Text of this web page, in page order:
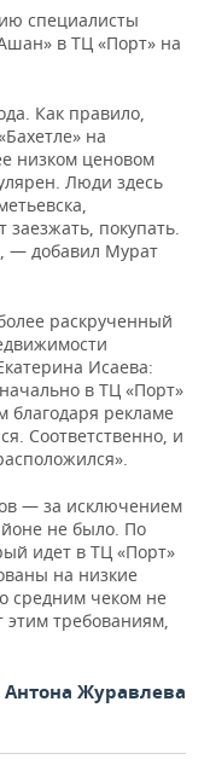
специалисты
в ТЦ «Порт» на
Как правило,
на
низком ценовом
Люди здесь
заезжать, покупать.
— добавил Мурат
раскрученный
Исаева:
в ТЦ «Порт»
благодаря рекламе
Соответственно, и
— за исключением
не было. По
идет в ТЦ «Порт»
на низкие
средним чеком не
этим требованиям,
Журавлева